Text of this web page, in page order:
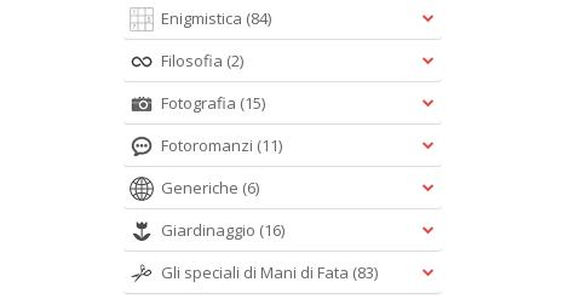
Enigmistica (84)
Filosofia (2)
Fotografia (15)
Fotoromanzi (11)
Generiche (6)
Giardinaggio (16)
Gli speciali di Mani di Fata (83)